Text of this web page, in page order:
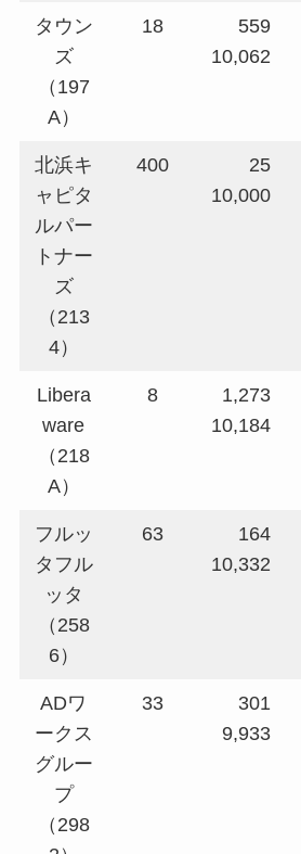
タウン
ズ
（197
A）
18
559
10,062
北浜キ
ャピタ
ルパー
トナー
ズ
（213
4）
400
25
10,000
Libera
ware
（218
A）
8
1,273
10,184
フルッ
タフル
ッタ
（258
6）
63
164
10,332
ADワ
ークス
グルー
プ
（298
33
301
9,933